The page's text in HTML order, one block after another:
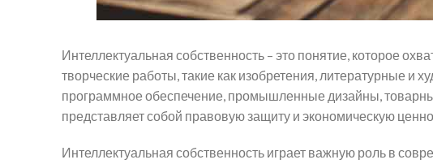
Интеллектуальная собственность – это понятие, которое
творческие работы, такие как изобретения, литературные
программное обеспечение, промышленные дизайны,
представляет собой правовую защиту и экономическую
Интеллектуальная собственность играет важную роль в